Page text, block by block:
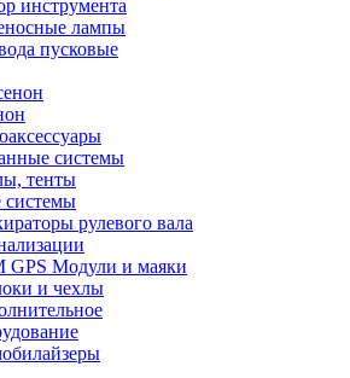
инструмента
лампы
пусковые
системы
тенты
рулевого вала
GPS Модули и маяки
и чехлы